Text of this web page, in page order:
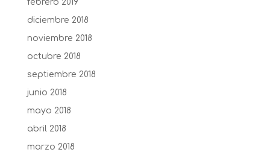
febrero 2019
diciembre 2018
noviembre 2018
octubre 2018
septiembre 2018
junio 2018
mayo 2018
abril 2018
marzo 2018